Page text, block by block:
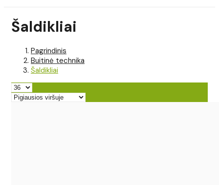
Šaldikliai
Pagrindinis
Buitinė technika
Šaldikliai